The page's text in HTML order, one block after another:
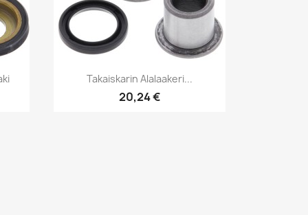
Pikakatselu
Takaiskarin Alalaakeri...
20,24 €